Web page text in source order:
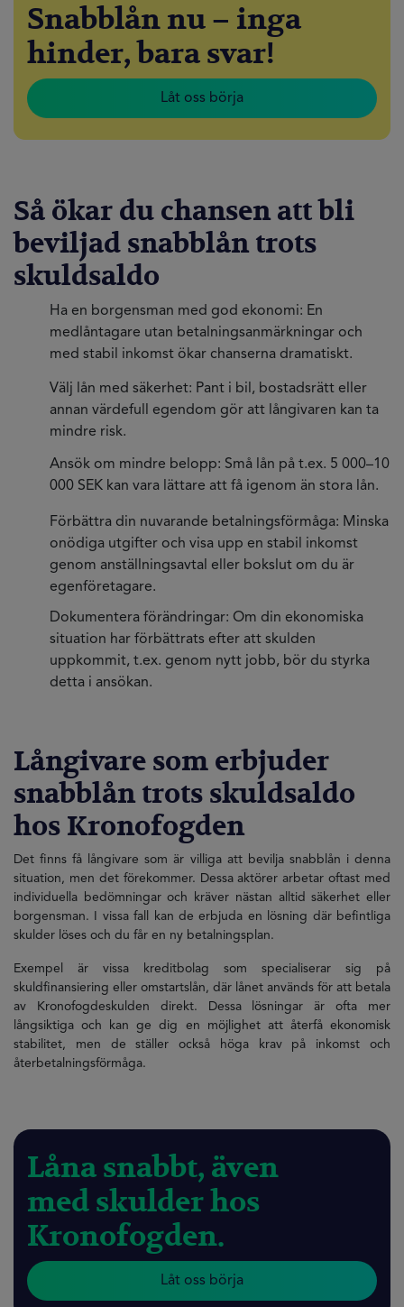
Snabblån nu – inga
hinder, bara svar!
Låt oss börja
Så ökar du chansen att bli
beviljad snabblån trots
skuldsaldo
Ha en borgensman med god ekonomi: En
medlåntagare utan betalningsanmärkningar och
med stabil inkomst ökar chanserna dramatiskt.
Välj lån med säkerhet: Pant i bil, bostadsrätt eller
annan värdefull egendom gör att långivaren kan ta
mindre risk.
Ansök om mindre belopp: Små lån på t.ex. 5 000–10
000 SEK kan vara lättare att få igenom än stora lån.
Förbättra din nuvarande betalningsförmåga: Minska
onödiga utgifter och visa upp en stabil inkomst
genom anställningsavtal eller bokslut om du är
egenföretagare.
Dokumentera förändringar: Om din ekonomiska
situation har förbättrats efter att skulden
uppkommit, t.ex. genom nytt jobb, bör du styrka
detta i ansökan.
Långivare som erbjuder
snabblån trots skuldsaldo
hos Kronofogden
Det finns få långivare som är villiga att bevilja snabblån i denna
situation, men det förekommer. Dessa aktörer arbetar oftast med
individuella bedömningar och kräver nästan alltid säkerhet eller
borgensman. I vissa fall kan de erbjuda en lösning där befintliga
skulder löses och du får en ny betalningsplan.
Exempel är vissa kreditbolag som specialiserar sig på
skuldfinansiering eller omstartslån, där lånet används för att betala
av Kronofogdeskulden direkt. Dessa lösningar är ofta mer
långsiktiga och kan ge dig en möjlighet att återfå ekonomisk
stabilitet, men de ställer också höga krav på inkomst och
återbetalningsförmåga.
Låna snabbt, även
med skulder hos
Kronofogden.
Låt oss börja